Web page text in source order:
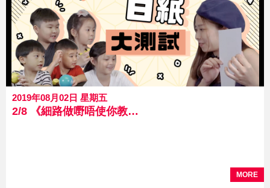
2019年08月02日 星期五
2/8 《細路做嘢唔使你教》 第4集 黑色白紙大測試
MORE